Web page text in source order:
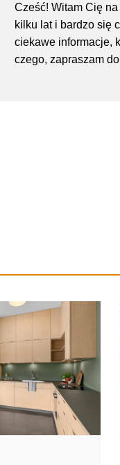
Cześć! Witam Cię
kilku lat i bardzo się
ciekawe informacje,
czego, zapraszam